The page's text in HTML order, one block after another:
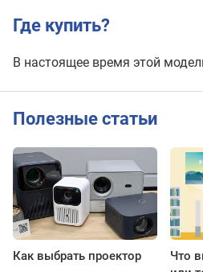
Где купить?
В настоящее время этой
Полезные статьи
Как выбрать проектор
Что